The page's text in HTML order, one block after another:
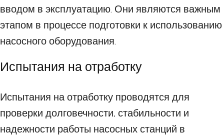
вводом в эксплуатацию. Они являются важным
этапом в процессе подготовки к использованию
насосного оборудования.
Испытания на отработку
Испытания на отработку проводятся для
проверки долговечности, стабильности и
надежности работы насосных станций в